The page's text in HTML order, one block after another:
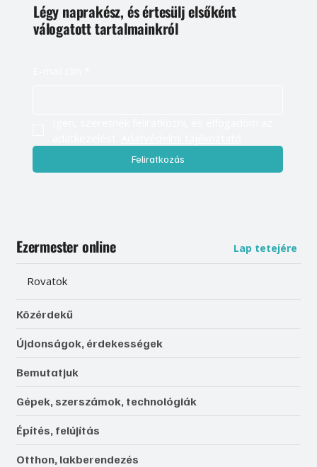
Légy naprakész, és értesülj elsőként
válogatott tartalmainkról
Feliratkozás
Ezermester online Lap tetejére
Rovatok
Közérdekű
Újdonságok, érdekességek
Bemutatjuk
Gépek, szerszámok, technológiák
Építés, felújítás
Otthon, lakberendezés